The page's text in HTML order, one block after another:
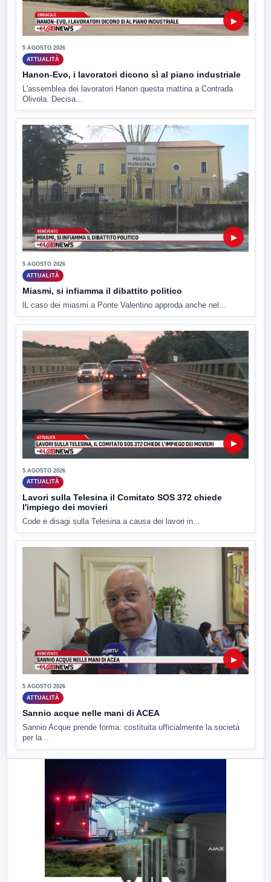
▶
5 AGOSTO 2026
ATTUALITÀ
Hanon-Evo, i lavoratori dicono sì al piano industriale
L'assemblea dei lavoratori Hanon questa mattina a Contrada
Olivola. Decisa...
▶
5 AGOSTO 2026
ATTUALITÀ
Miasmi, si infiamma il dibattito politico
lL caso dei miasmi a Ponte Valentino approda anche nel...
▶
5 AGOSTO 2026
ATTUALITÀ
Lavori sulla Telesina il Comitato SOS 372 chiede
l'impiego dei movieri
Code e disagi sulla Telesina a causa dei lavori in...
▶
5 AGOSTO 2026
ATTUALITÀ
Sannio acque nelle mani di ACEA
Sannio Acque prende forma: costituita ufficialmente la società
per la...